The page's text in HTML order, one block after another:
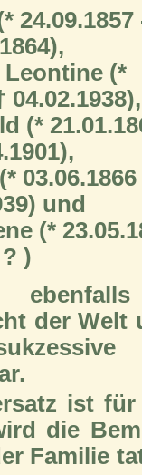
24.09.1857
Leontine (*
04.02.1938),
(*
03.06.1866
und
(*
)
der Welt
ist
die
Familie